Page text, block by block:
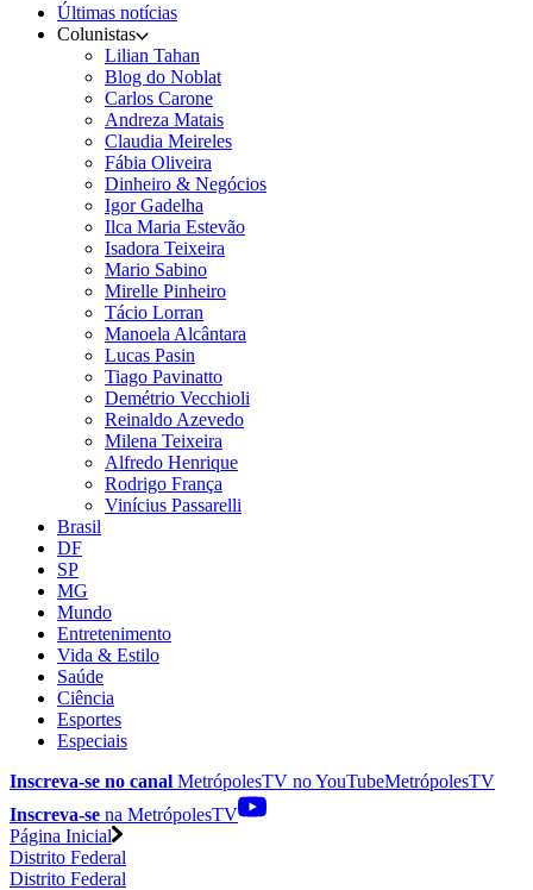
Últimas notícias
Colunistas
Lilian Tahan
Blog do Noblat
Carlos Carone
Andreza Matais
Claudia Meireles
Fábia Oliveira
Dinheiro & Negócios
Igor Gadelha
Ilca Maria Estevão
Isadora Teixeira
Mario Sabino
Mirelle Pinheiro
Tácio Lorran
Manoela Alcântara
Lucas Pasin
Tiago Pavinatto
Demétrio Vecchioli
Reinaldo Azevedo
Milena Teixeira
Alfredo Henrique
Rodrigo França
Vinícius Passarelli
Brasil
DF
SP
MG
Mundo
Entretenimento
Vida & Estilo
Saúde
Ciência
Esportes
Especiais
Inscreva-se no canal MetrópolesTV noYouTubeMetrópolesTV
Inscreva-se na MetrópolesTV
Página Inicial
Distrito Federal
Distrito Federal